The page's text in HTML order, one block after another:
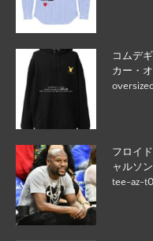
コムデ
カー・
フロイ
ャルソ
tee-az-